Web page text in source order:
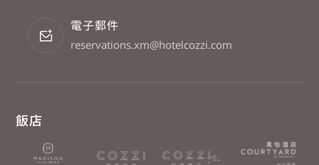
電子郵件
reservations.xm@hotelcozzi.com
飯店